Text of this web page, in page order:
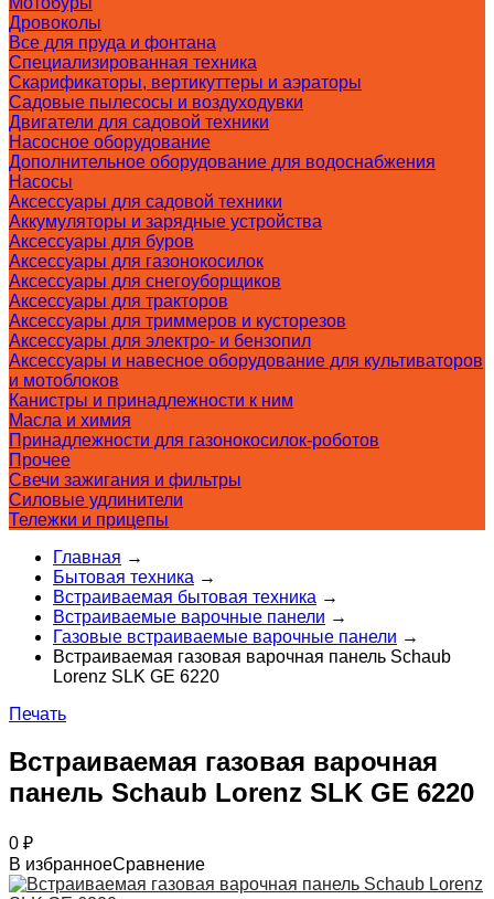
Дровоколы
Все для пруда и фонтана
Специализированная техника
Скарификаторы, вертикуттеры и аэраторы
Садовые пылесосы и воздуходувки
Двигатели для садовой техники
Насосное оборудование
Дополнительное оборудование для водоснабжения
Насосы
Аксессуары для садовой техники
Аккумуляторы и зарядные устройства
Аксессуары для буров
Аксессуары для газонокосилок
Аксессуары для снегоуборщиков
Аксессуары для тракторов
Аксессуары для триммеров и кусторезов
Аксессуары для электро- и бензопил
Аксессуары и навесное оборудование для культиваторов
и мотоблоков
Канистры и принадлежности к ним
Масла и химия
Принадлежности для газонокосилок-роботов
Прочее
Свечи зажигания и фильтры
Силовые удлинители
Тележки и прицепы
Главная →
Бытовая техника →
Встраиваемая бытовая техника →
Встраиваемые варочные панели →
Газовые встраиваемые варочные панели →
Встраиваемая газовая варочная панель Schaub
Lorenz SLK GE 6220
Печать
Встраиваемая газовая варочная
панель Schaub Lorenz SLK GE 6220
0 ₽
В избранноеСравнение